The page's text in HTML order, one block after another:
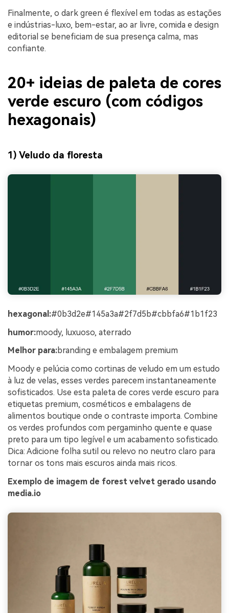
Finalmente, o dark green é flexível em todas as estações
e indústrias-luxo, bem-estar, ao ar livre, comida e design
editorial se beneficiam de sua presença calma, mas
confiante.
20+ ideias de paleta de cores
verde escuro (com códigos
hexagonais)
1) Veludo da floresta
hexagonal:#0b3d2e#145a3a#2f7d5b#cbbfa6#1b1f23
humor:moody, luxuoso, aterrado
Melhor para:branding e embalagem premium
Moody e pelúcia como cortinas de veludo em um estudo
à luz de velas, esses verdes parecem instantaneamente
sofisticados. Use esta paleta de cores verde escuro para
etiquetas premium, cosméticos e embalagens de
alimentos boutique onde o contraste importa. Combine
os verdes profundos com pergaminho quente e quase
preto para um tipo legível e um acabamento sofisticado.
Dica: Adicione folha sutil ou relevo no neutro claro para
tornar os tons mais escuros ainda mais ricos.
Exemplo de imagem de forest velvet gerado usando
media.io